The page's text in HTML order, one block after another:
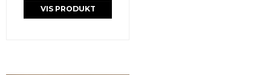
VIS PRODUKT